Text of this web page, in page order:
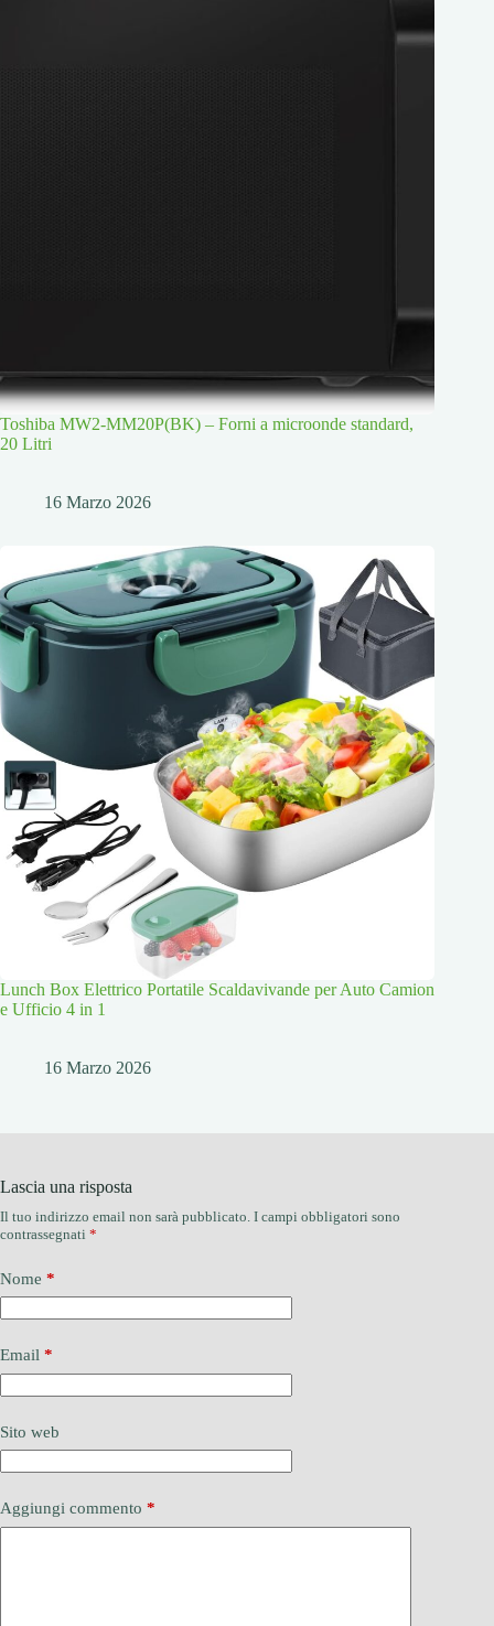
Toshiba MW2-MM20P(BK) – Forni a microonde standard,
20 Litri
16 Marzo 2026
Lunch Box Elettrico Portatile Scaldavivande per Auto Camion
e Ufficio 4 in 1
16 Marzo 2026
Lascia una risposta
Il tuo indirizzo email non sarà pubblicato. I campi obbligatori sono
contrassegnati *
Nome *
Email *
Sito web
Aggiungi commento *